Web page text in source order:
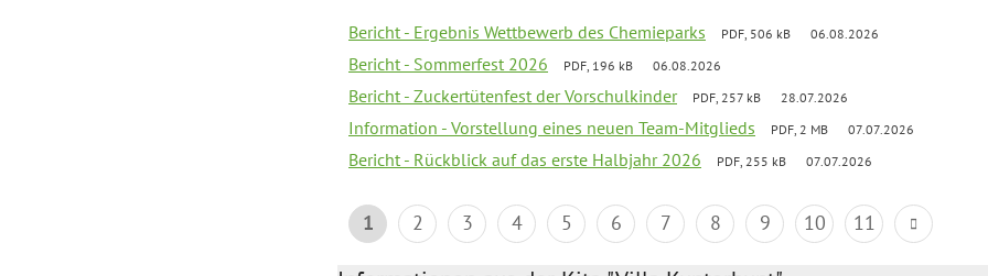
Bericht - Ergebnis Wettbewerb des Chemieparks PDF, 506 kB 06.08.2026
Bericht - Sommerfest 2026 PDF, 196 kB 06.08.2026
Bericht - Zuckertütenfest der Vorschulkinder PDF, 257 kB 28.07.2026
Information - Vorstellung eines neuen Team-Mitglieds PDF, 2 MB 07.07.2026
Bericht - Rückblick auf das erste Halbjahr 2026 PDF, 255 kB 07.07.2026
1 2 3 4 5 6 7 8 9 10 11